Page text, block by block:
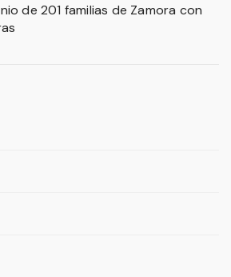
de 201 familias de Zamora con